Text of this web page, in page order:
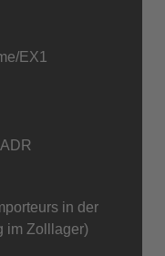
EX1
in der
im Zolllager)